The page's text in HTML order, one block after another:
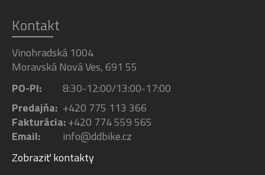
Kontakt
Vinohradská 1004
Moravská Nová Ves, 691 55
PO-PI:
8:30-12:00/13:00-17:00
Predajňa: +420 775 113 366
Fakturácia:+420 774 559 565
Email:
info@ddbike.cz
Zobraziť kontakty